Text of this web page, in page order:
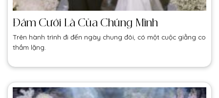
Đám Cưới Là Của Chúng Mình
Trên hành trình đi đến ngày chung đôi, có một cuộc giằng co
thầm lặng.